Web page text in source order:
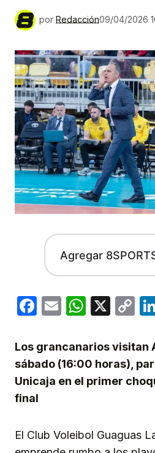
por Redacción09/04/2026
Agregar
Facebook
Email X
Los grancanarios visitan
sábado (16:00 horas),
Unicaja en el primer
final
El Club Voleibol Guaguas